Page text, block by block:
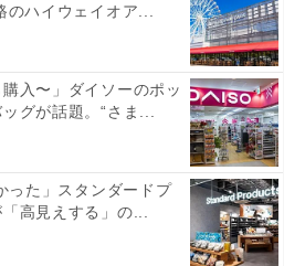
のハイウェイオア...
購入〜」ダイソーのポッ
グが話題。“さま...
った」スタンダードプ
高見えする」の...